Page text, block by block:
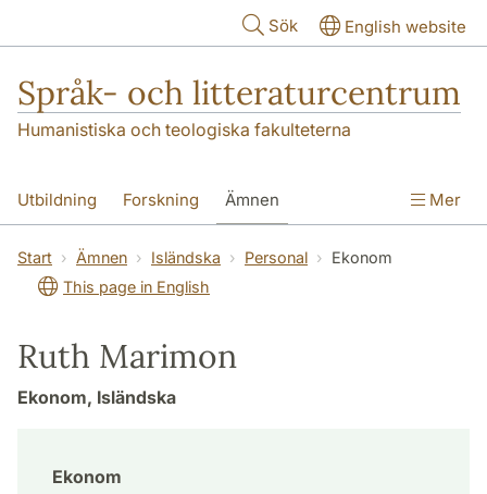
Sök English website
Språk- och litteraturcentrum
Humanistiska och teologiska fakulteterna
Utbildning Forskning Ämnen
SOL-husen Kontakt Institutionen
översättning till svenska
Mer
Start Ämnen Isländska Personal
Ekonom
This page in English
Ruth Marimon
Ekonom, Isländska
Ekonom